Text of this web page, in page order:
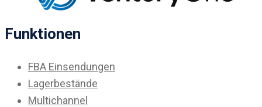
Funktionen
FBA Einsendungen
Lagerbestände
Multichannel